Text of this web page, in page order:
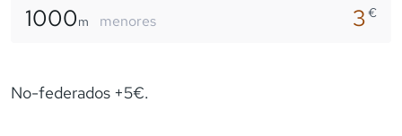
1000m menores 3€
No-federados +5€.